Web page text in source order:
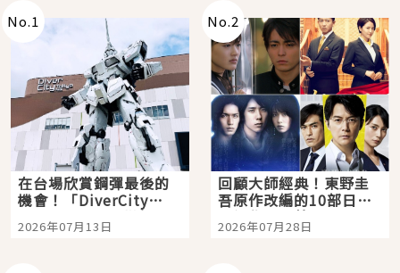
No.1
在台場欣賞鋼彈最後的
機會！「DiverCity
Tokyo Plaza」搭船、
購物、美食及夜景，一
2026年07月13日
No.2
回顧大師經典！東野圭
吾原作改編的10部日本
影視作品推薦
2026年07月28日